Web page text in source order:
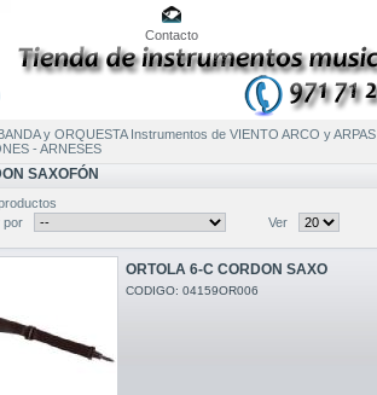
Contacto
y ORQUESTA Instrumentos de VIENTO ARCO y ARPAS
- ARNESES
SAXOFÓN
por
Ver
ORTOLA 6-C CORDON SAXO
CODIGO: 04159OR006